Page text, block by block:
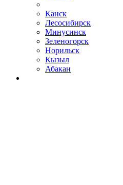
Канск
Лесосибирск
Минусинск
Зеленогорск
Норильск
Кызыл
Абакан